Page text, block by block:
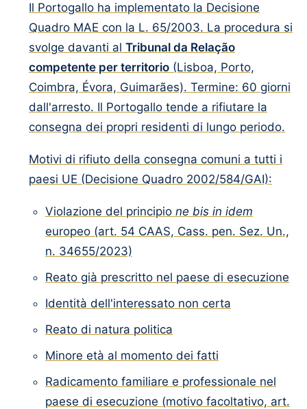
Il Portogallo ha implementato la Decisione
Quadro MAE con la L. 65/2003. La procedura si
svolge davanti al Tribunal da Relação
competente per territorio (Lisboa, Porto,
Coimbra, Évora, Guimarães). Termine: 60 giorni
dall'arresto. Il Portogallo tende a rifiutare la
consegna dei propri residenti di lungo periodo.
Motivi di rifiuto della consegna comuni a tutti i
paesi UE (Decisione Quadro 2002/584/GAI):
Violazione del principio ne bis in idem
europeo (art. 54 CAAS, Cass. pen. Sez. Un.,
n. 34655/2023)
Reato già prescritto nel paese di esecuzione
Identità dell'interessato non certa
Reato di natura politica
Minore età al momento dei fatti
Radicamento familiare e professionale nel
paese di esecuzione (motivo facoltativo, art.